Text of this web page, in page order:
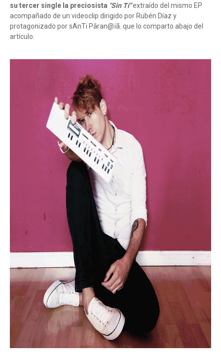
su tercer single la preciosista "Sin Tí"extraído del mismo EP
acompañado de un videoclip dirigido por Rubén Díaz y
protagonizado por sAnTi Pâran@ïã. que lo comparto abajo del
artículo.